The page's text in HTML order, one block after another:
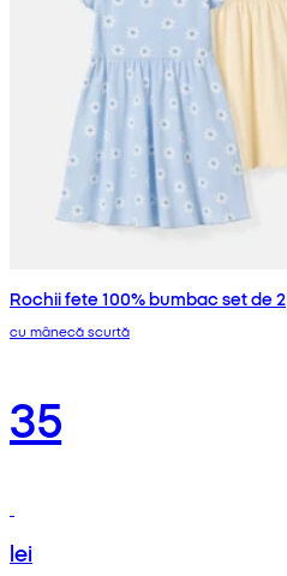
Rochii fete 100% bumbac set de 2
cu mânecă scurtă
35
lei